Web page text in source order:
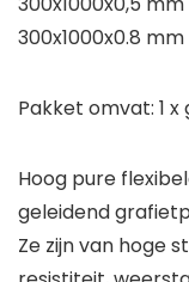
300x1000x0.8 mm
Pakket omvat: 1
Hoog pure
geleidend
Ze zijn van hoge